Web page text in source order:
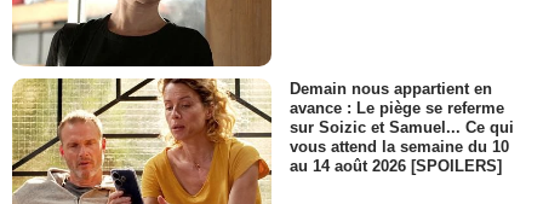
Demain nous appartient en
avance : Le piège se referme
sur Soizic et Samuel... Ce qui
vous attend la semaine du 10
au 14 août 2026 [SPOILERS]